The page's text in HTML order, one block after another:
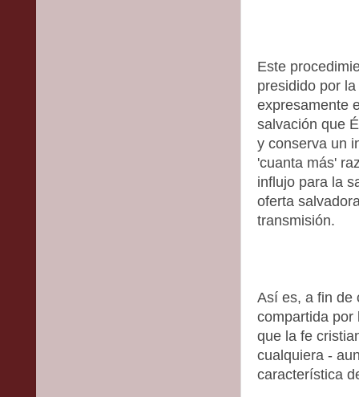
Este
presidido por
expresamente
salvación que
y conserva un
'cuanta más'
influjo para la
oferta
transmisión.
Así es, a fin de
compartida por
que la fe
cualquiera -
característica